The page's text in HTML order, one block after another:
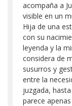
acompaña a
visible en un
Hija de una
con su
leyenda y la
considera de
susurros y
entre la
juzgada,
parece